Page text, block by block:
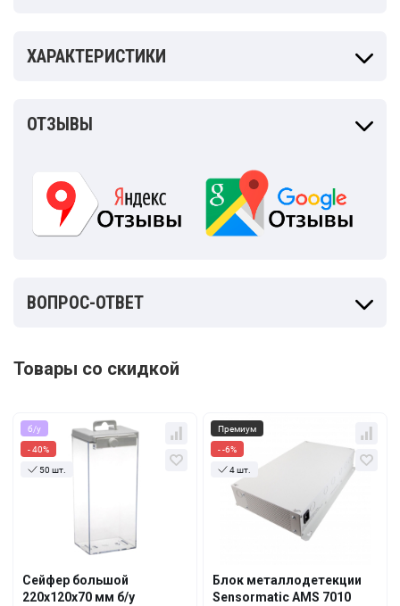
ХАРАКТЕРИСТИКИ
ОТЗЫВЫ
ВОПРОС-ОТВЕТ
Товары со скидкой
б/у
- 40%
50 шт.
Сейфер большой
220x120x70 мм б/у
5.83 руб.
100+
Премиум
- -6%
4 шт.
Блок металлодетекции
Sensormatic AMS 7010
Кол-во За 1 шт.
5+
768 руб.